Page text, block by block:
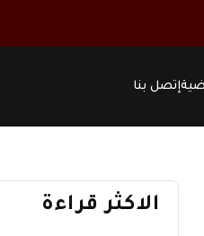
إتصل بنا
الاكثر قراءة